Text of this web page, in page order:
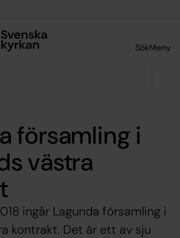
SökMeny
församling i
västra
ingår Lagunda församling i
kontrakt. Det är ett av sju